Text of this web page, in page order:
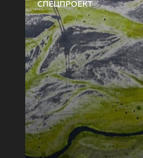
СПЕЦПРОЕКТ